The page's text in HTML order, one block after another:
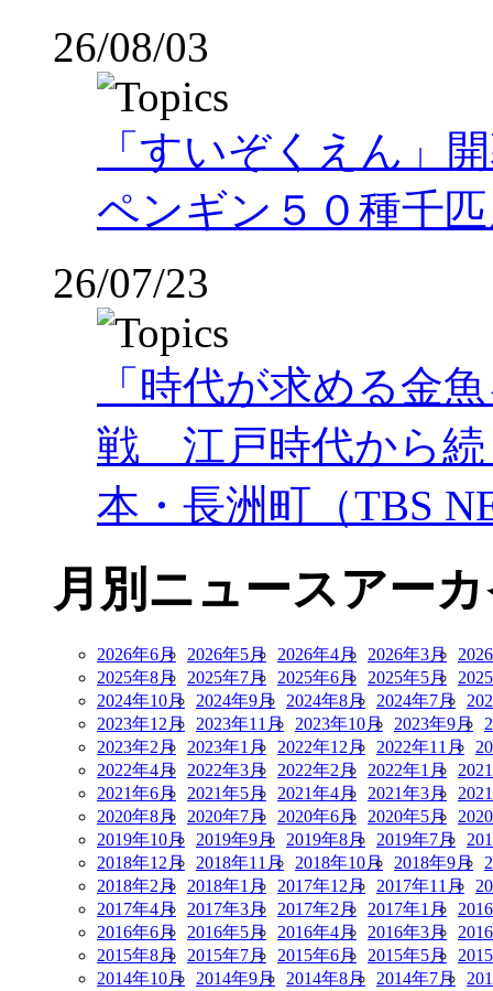
26/08/03
「すいぞくえん」
ペンギン５０種千
26/07/23
「時代が求める金
戦 江戸時代から
本・長洲町（TBS
月別ニュースアー
2026年6月 2026年5月 2026年4月 2026年3月
2025年8月
2025年7月 2025年6月 2025年5月
2024年10月
2024年9月 2024年8月 2024年7月
2023年12月
2023年11月 2023年10月 2023年9月
2023年2月
2023年1月 2022年12月 2022年11月
2022年4月
2022年3月 2022年2月 2022年1月
2021年6月
2021年5月 2021年4月 2021年3月
2020年8月
2020年7月 2020年6月 2020年5月
2019年10月
2019年9月 2019年8月 2019年7月
2018年12月
2018年11月 2018年10月 2018年9月
2018年2月
2018年1月 2017年12月 2017年11月
2017年4月
2017年3月 2017年2月 2017年1月
2016年6月
2016年5月 2016年4月 2016年3月
2015年8月
2015年7月 2015年6月 2015年5月
2014年10月
2014年9月 2014年8月 2014年7月